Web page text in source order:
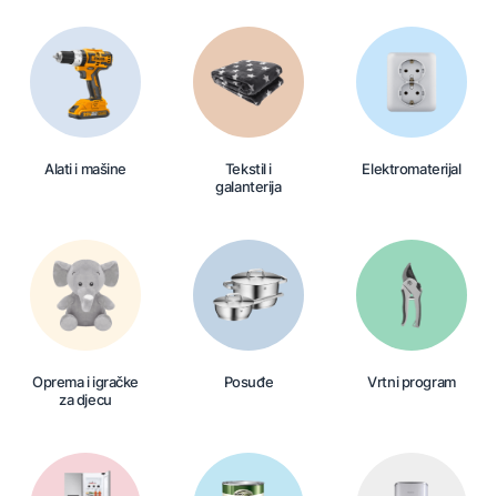
Alati i mašine
Tekstil i
galanterija
Elektromaterijal
Oprema i igračke
za djecu
Posuđe Vrtni program